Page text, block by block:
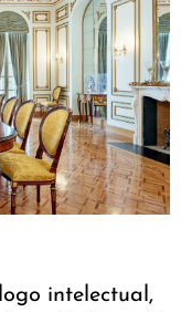
intelectual,